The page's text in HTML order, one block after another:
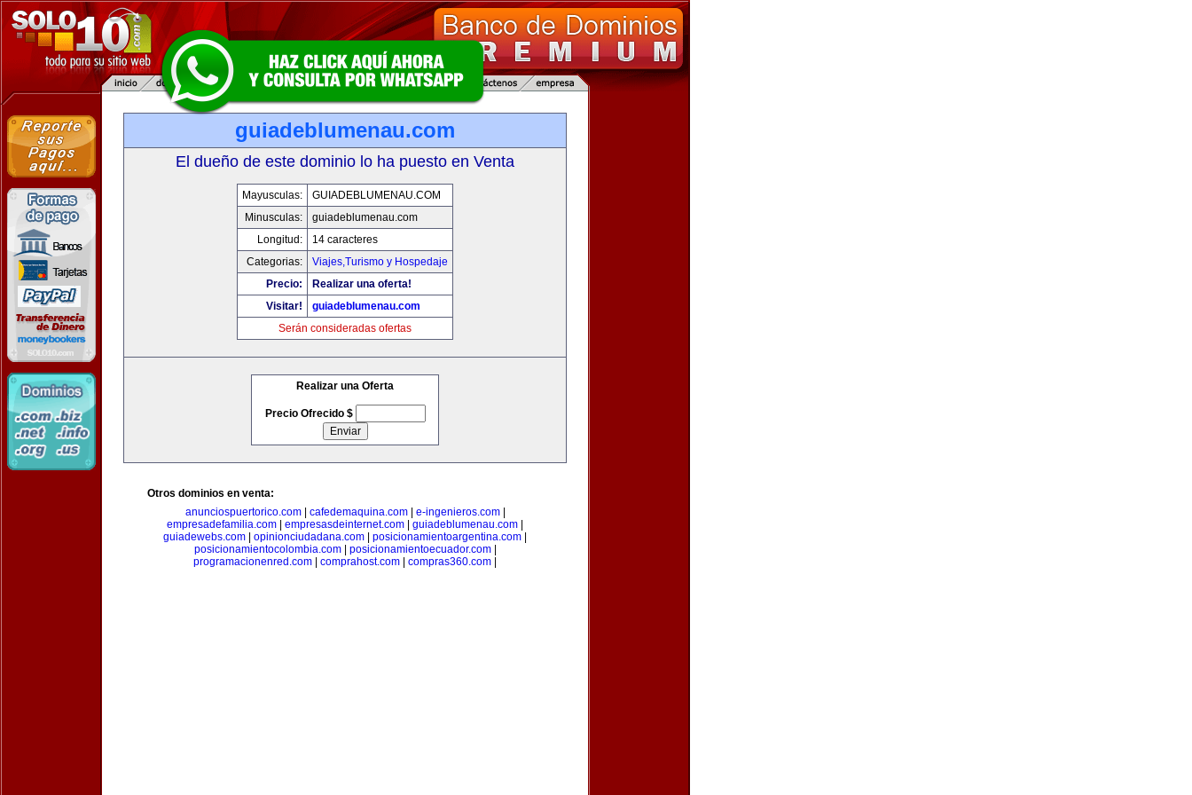
guiadeblumenau.com
El dueño de este dominio lo ha puesto en Venta
Mayusculas:
GUIADEBLUMENAU.COM
Minusculas:
guiadeblumenau.com
Longitud:
14 caracteres
Categorias:
Viajes,Turismo y Hospedaje
Precio:
Realizar una oferta!
Visitar!
guiadeblumenau.com
Serán consideradas ofertas
Realizar una Oferta
Precio Ofrecido $
Otros dominios en venta:
anunciospuertorico.com| cafedemaquina.com| e-ingenieros.com|
empresadefamilia.com
empresasdeinternet.com guiadeblumenau.com
guiadewebs.com
opinionciudadana.com posicionamientoargentina.com
posicionamientocolombia.com| posicionamientoecuador.com|
programacionenred.com
comprahost.com compras360.com